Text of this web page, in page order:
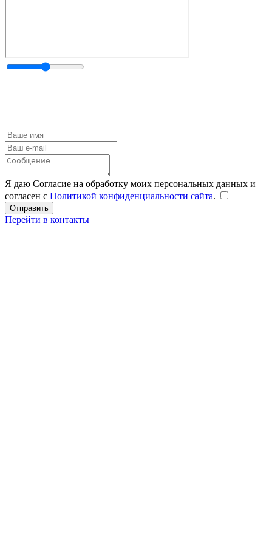
Я даю Согласие на обработку моих персональных данных и
согласен с Политикой конфиденциальности сайта.
Перейти в контакты